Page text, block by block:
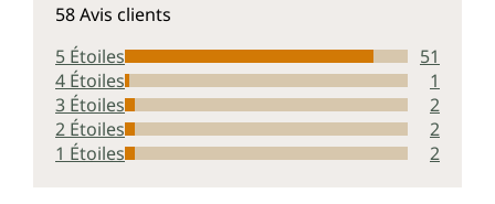
58 Avis clients
5 Étoiles
51
4 Étoiles
1
3 Étoiles
2
2 Étoiles
2
1 Étoiles
2